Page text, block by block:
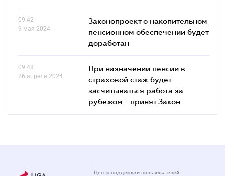
09.42
9 мая 2024
Законопроект о накопительном
пенсионном обеспечении будет
доработан
09.48
26 апреля 2024
При назначении пенсии в
страховой стаж будет
засчитываться работа за
рубежом - принят Закон
Центр поддержки пользователей